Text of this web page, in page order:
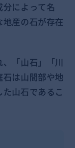
によって名
産の石が存在
「山石」「川
は山間部や地
山石であるこ